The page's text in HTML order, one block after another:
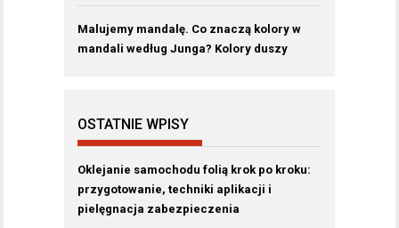
Malujemy mandalę. Co znaczą kolory w
mandali według Junga? Kolory duszy
OSTATNIE WPISY
Oklejanie samochodu folią krok po kroku:
przygotowanie, techniki aplikacji i
pielęgnacja zabezpieczenia